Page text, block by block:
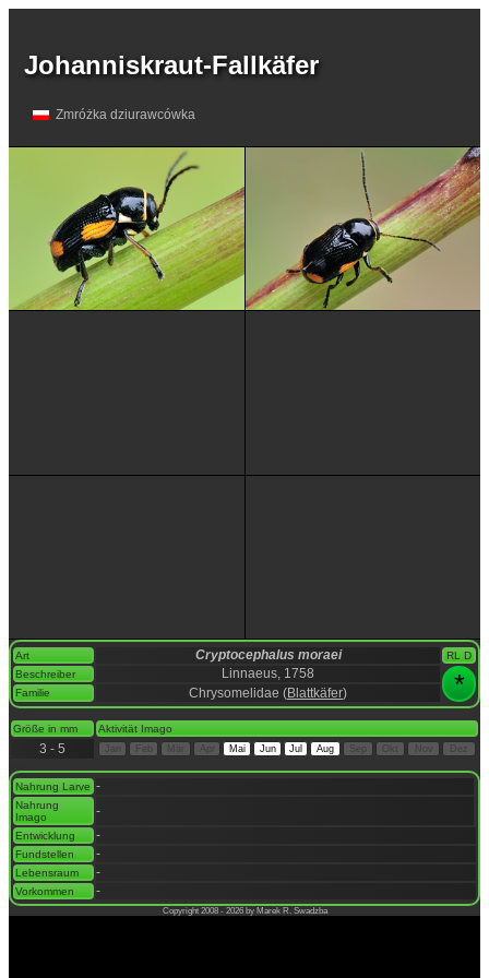
Johanniskraut-Fallkäfer
Zmróżka dziurawcówka
Art Cryptocephalus moraei
RL D
Beschreiber
Linnaeus, 1758 *
Familie Chrysomelidae (Blattkäfer)
Größe in mm Aktivität Imago
3 - 5 Mai Jun Jul Aug Sep Dez
Nahrung Larve -
Nahrung
Imago
-
Entwicklung -
Fundstellen -
Lebensraum -
Vorkommen -
Copyright 2008 - 2026 by Marek R. Swadzba